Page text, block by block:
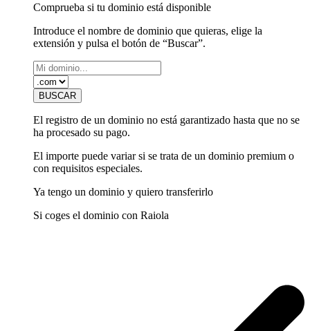
Comprueba si tu dominio está disponible
Introduce el nombre de dominio que quieras, elige la
extensión y pulsa el botón de “Buscar”.
El registro de un dominio no está garantizado hasta que no se
ha procesado su pago.
El importe puede variar si se trata de un dominio premium o
con requisitos especiales.
Ya tengo un dominio y quiero transferirlo
Si coges el dominio con Raiola